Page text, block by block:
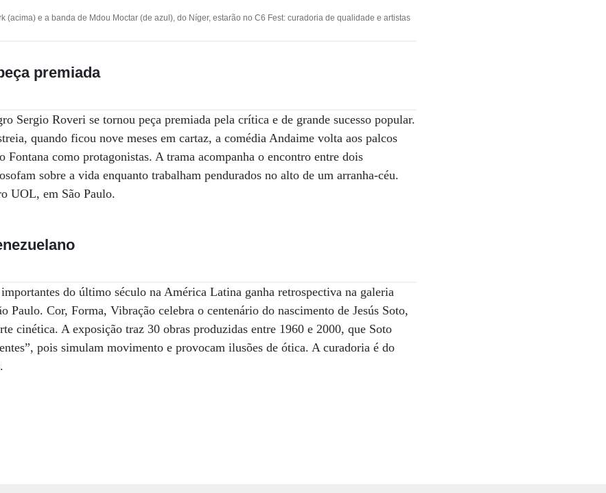
(acima) e a banda de Mdou Moctar (de azul), do Níger, estarão no C6 Fest: curadoria de qualidade e artistas
premiada
Sergio Roveri se tornou peça premiada pela crítica e de grande sucesso popular.
quando ficou nove meses em cartaz, a comédia Andaime volta aos palcos
Fontana como protagonistas. A trama acompanha o encontro entre dois
sobre a vida enquanto trabalham pendurados no alto de um arranha-céu.
UOL, em São Paulo.
do último século na América Latina ganha retrospectiva na galeria
Paulo. Cor, Forma, Vibração celebra o centenário do nascimento de Jesús Soto,
cinética. A exposição traz 30 obras produzidas entre 1960 e 2000, que Soto
pois simulam movimento e provocam ilusões de ótica. A curadoria é do